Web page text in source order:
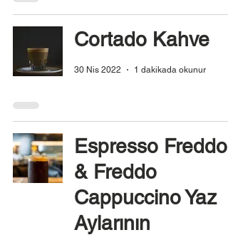
Cortado Kahve
30 Nis 2022 1 dakikada okunur
Espresso Freddo
& Freddo
Cappuccino Yaz
Aylarının